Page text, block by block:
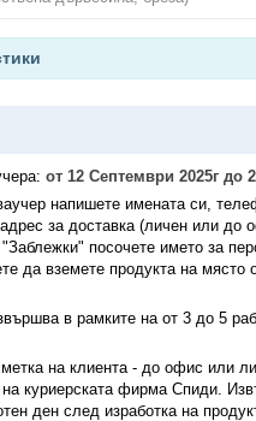
от 12 Септември 2025г до
напишете имената си,
адрес за доставка (личен или до
посочете името за
да вземете продукта на място
в рамките на от 3 до 5
на клиента - до офис или
куриерската фирма Спиди.
ден след изработка на